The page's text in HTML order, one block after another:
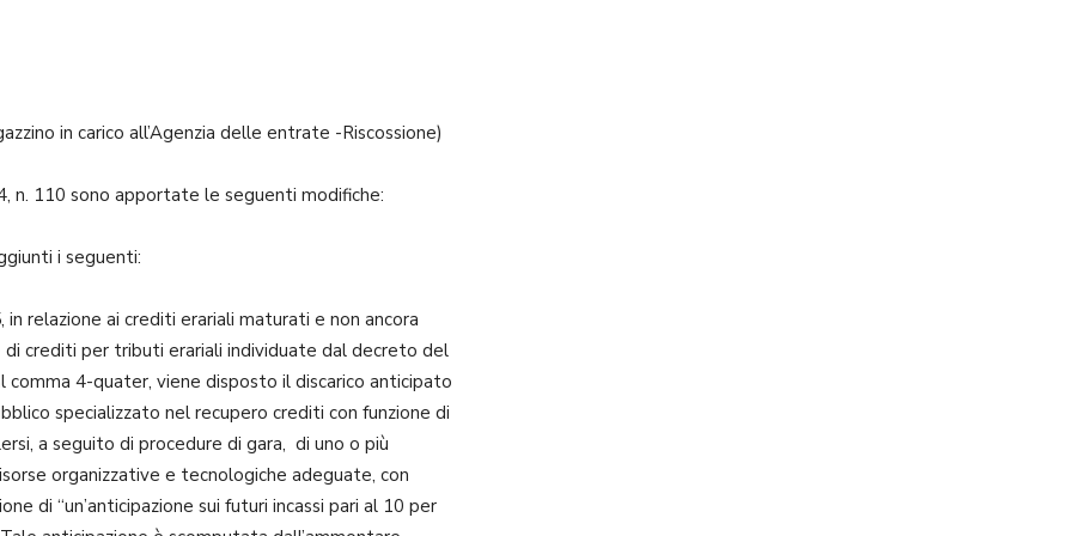
in carico all’Agenzia delle entrate -Riscossione)
sono apportate le seguenti modifiche:
i seguenti:
ai crediti erariali maturati e non ancora
crediti per tributi erariali individuate dal decreto del
comma 4-quater, viene disposto il discarico anticipato
specializzato nel recupero crediti con funzione di
a seguito di procedure di gara, di uno o più
organizzative e tecnologiche adeguate, con
di “un’anticipazione sui futuri incassi pari al 10 per